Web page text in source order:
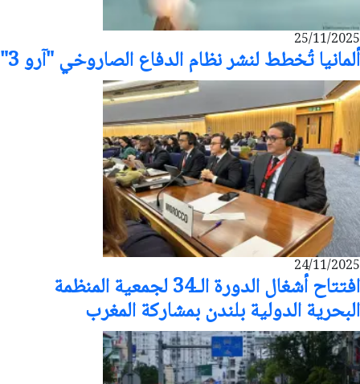
25/11/2025
ألمانيا تُخطط لنشر نظام الدفاع الصاروخي "آرو 3"
24/11/2025
افتتاح أشغال الدورة الـ34 لجمعية المنظمة
البحرية الدولية بلندن بمشاركة المغرب